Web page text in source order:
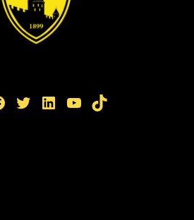
Twitter LinkedIn YouTube TikTok